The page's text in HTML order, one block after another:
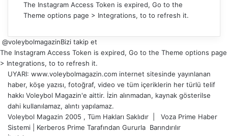
The Instagram Access Token is expired, Go to the
Theme options page > Integrations, to to refresh it.
@voleybolmagazinBizi takip et
The Instagram Access Token is expired, Go to the Theme options page
> Integrations, to to refresh it.
UYARI: www.voleybolmagazin.com internet sitesinde yayınlanan
haber, köşe yazısı, fotoğraf, video ve tüm içeriklerin her türlü telif
hakkı Voleybol Magazin'e aittir. İzin alınmadan, kaynak gösterilse
dahi kullanılamaz, alıntı yapılamaz.
Voleybol Magazin 2005 , Tüm Hakları Saklıdır | Voza Prime Haber
Sistemi
Kerberos Prime Tarafından Gururla Barındırılır